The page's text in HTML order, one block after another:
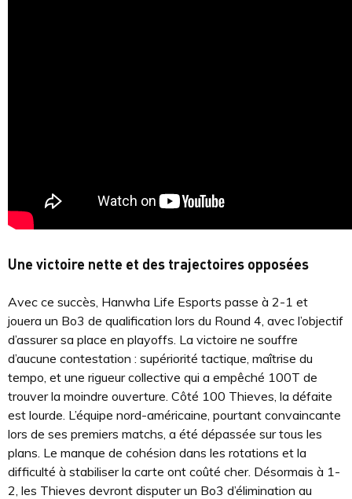
Une victoire nette et des trajectoires opposées
Avec ce succès, Hanwha Life Esports passe à 2-1 et
jouera un Bo3 de qualification lors du Round 4, avec l’objectif
d’assurer sa place en playoffs. La victoire ne souffre
d’aucune contestation : supériorité tactique, maîtrise du
tempo, et une rigueur collective qui a empêché 100T de
trouver la moindre ouverture. Côté 100 Thieves, la défaite
est lourde. L’équipe nord-américaine, pourtant convaincante
lors de ses premiers matchs, a été dépassée sur tous les
plans. Le manque de cohésion dans les rotations et la
difficulté à stabiliser la carte ont coûté cher. Désormais à 1-
2, les Thieves devront disputer un Bo3 d’élimination au